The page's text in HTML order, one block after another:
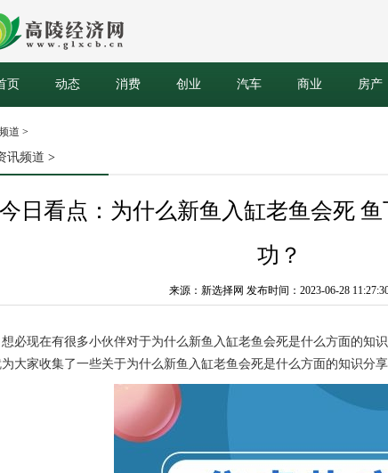
页 动态 消费 创业 汽车 商业 房产
道 >
讯频道 >
今日看点：为什么新鱼入缸老鱼会死
功？
来源：新选择网 发布时间：2023-06-28
想必现在有很多小伙伴对于为什么新鱼入缸老鱼会死是什么方面的知
大家收集了一些关于为什么新鱼入缸老鱼会死是什么方面的知识分